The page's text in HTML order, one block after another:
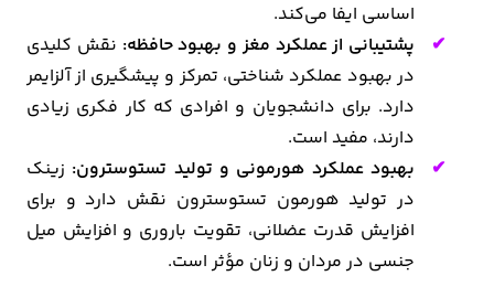
اساسی ایفا می‌کند.
پشتیبانی از عملکرد مغز و بهبود حافظه: نقش کلیدی
در بهبود عملکرد شناختی، تمرکز و پیشگیری از آلزایمر
دارد. برای دانشجویان و افرادی که کار فکری زیادی
دارند، مفید است.
بهبود عملکرد هورمونی و تولید تستوسترون: زینک
در تولید هورمون تستوسترون نقش دارد و برای
افزایش قدرت عضلانی، تقویت باروری و افزایش میل
جنسی در مردان و زنان مؤثر است.